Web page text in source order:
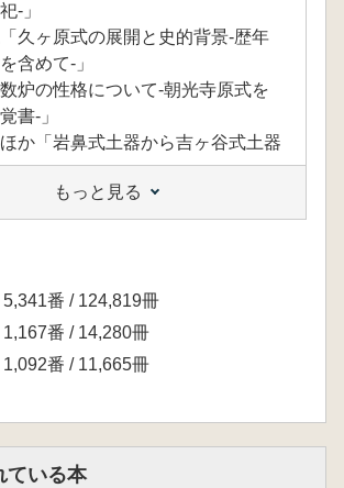
-」
久ヶ原式の展開と史的背景-歴年
含めて-」
炉の性格について-朝光寺原式を
書-」
か「岩鼻式土器から吉ヶ谷式土器
坂二番町遺跡第1次第12号住居跡
とに-」
もっと見る
5,341番 / 124,819冊
1,167番 / 14,280冊
1,092番 / 11,665冊
ている本